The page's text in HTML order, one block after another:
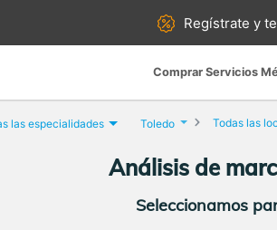
Regístrate yte
Comprar Servicios
las especialidades Toledo Todas las
Análisis de
Seleccionamos